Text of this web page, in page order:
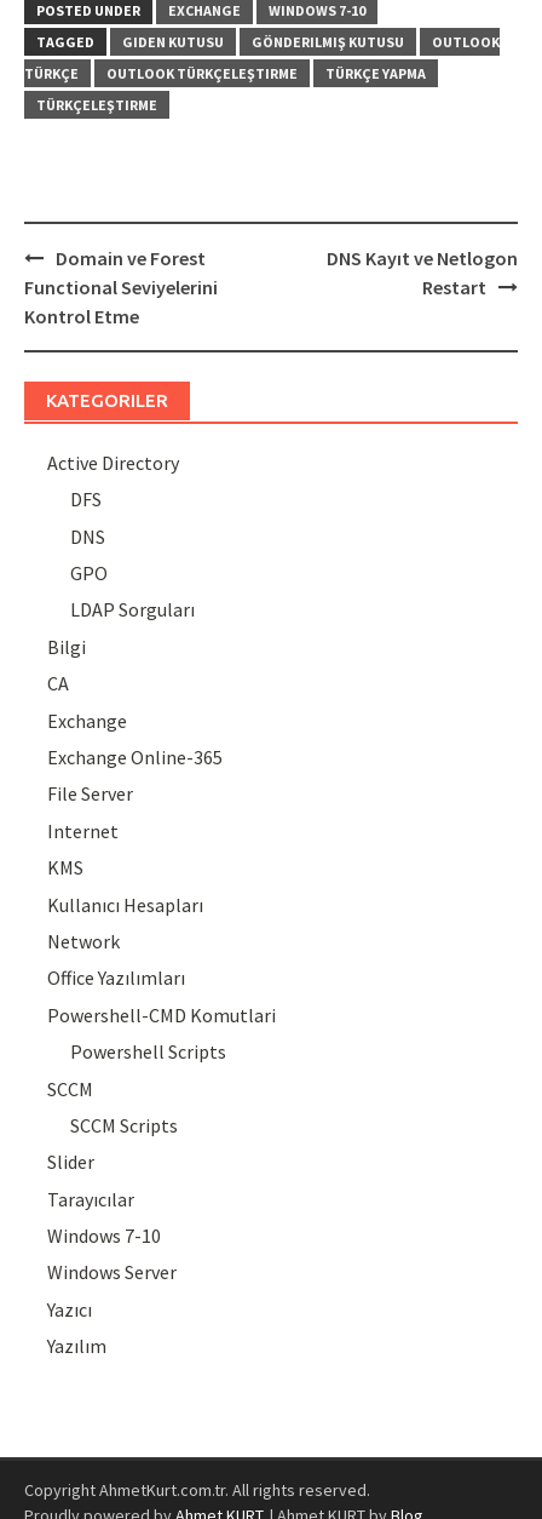
POSTED UNDER EXCHANGE
WINDOWS 7-10
TAGGED
GIDEN KUTUSU GÖNDERILMIŞ KUTUSU
OUTLOOK
TÜRKÇE
OUTLOOK TÜRKÇELEŞTIRME
TÜRKÇE YAPMA
TÜRKÇELEŞTIRME
Post
navigation
Domain ve Forest
Functional Seviyelerini
Kontrol Etme
DNS Kayıt ve Netlogon
Restart
KATEGORILER
Active Directory
DFS
DNS
GPO
LDAP Sorguları
Bilgi
CA
Exchange
Exchange Online-365
File Server
Internet
KMS
Kullanıcı Hesapları
Network
Office Yazılımları
Powershell-CMD Komutlari
Powershell Scripts
SCCM
SCCM Scripts
Slider
Tarayıcılar
Windows 7-10
Windows Server
Yazıcı
Yazılım
Copyright AhmetKurt.com.tr. All rights reserved.